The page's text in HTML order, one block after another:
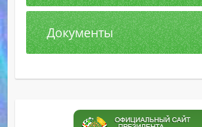
Документы